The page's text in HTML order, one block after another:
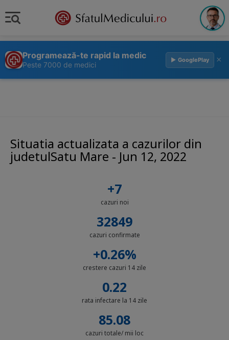
Programează-te rapid la medic
Peste 7000 de medici
▶ GooglePlay ×
Situatia actualizata a cazurilor din
judetulSatu Mare - Jun 12, 2022
+7
cazuri noi
32849
cazuri confirmate
+0.26%
crestere cazuri 14 zile
0.22
rata infectare la 14 zile
85.08
cazuri totale/ mii loc